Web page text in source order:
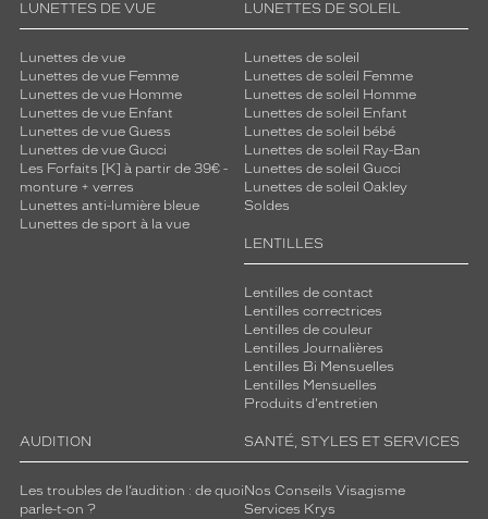
LUNETTES DE VUE
Lunettes de vue
Lunettes de vue Femme
Lunettes de vue Homme
Lunettes de vue Enfant
Lunettes de vue Guess
Lunettes de vue Gucci
Les Forfaits [K] à partir de 39€ -
monture + verres
Lunettes anti-lumière bleue
Lunettes de sport à la vue
LUNETTES DE SOLEIL
Lunettes de soleil
Lunettes de soleil Femme
Lunettes de soleil Homme
Lunettes de soleil Enfant
Lunettes de soleil bébé
Lunettes de soleil Ray-Ban
Lunettes de soleil Gucci
Lunettes de soleil Oakley
Soldes
LENTILLES
Lentilles de contact
Lentilles correctrices
Lentilles de couleur
Lentilles Journalières
Lentilles Bi Mensuelles
Lentilles Mensuelles
Produits d'entretien
AUDITION
Les troubles de l’audition : de quoi
parle-t-on ?
SANTÉ, STYLES ET SERVICES
Nos Conseils Visagisme
Services Krys